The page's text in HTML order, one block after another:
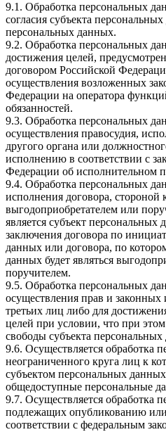
9.1. Обработка персональных
согласия субъекта
персональных данных.
9.2. Обработка персональных
достижения целей,
договором Российской
осуществления возложенных
Федерации на оператора
обязанностей.
9.3. Обработка персональных
осуществления правосудия,
другого органа или
исполнению в соответствии с
Федерации об исполнительном
9.4. Обработка персональных
исполнения договора, стороной
выгодоприобретателем или
является субъект персональных
заключения договора по
данных или договора, по
данных будет являться
поручителем.
9.5. Обработка персональных
осуществления прав и законных
третьих лиц либо для
целей при условии, что при
свободы субъекта
9.6. Осуществляется обработка
неограниченного круга лиц к
субъектом персональных
общедоступные персональные
9.7. Осуществляется обработка
подлежащих опубликованию
соответствии с федеральным